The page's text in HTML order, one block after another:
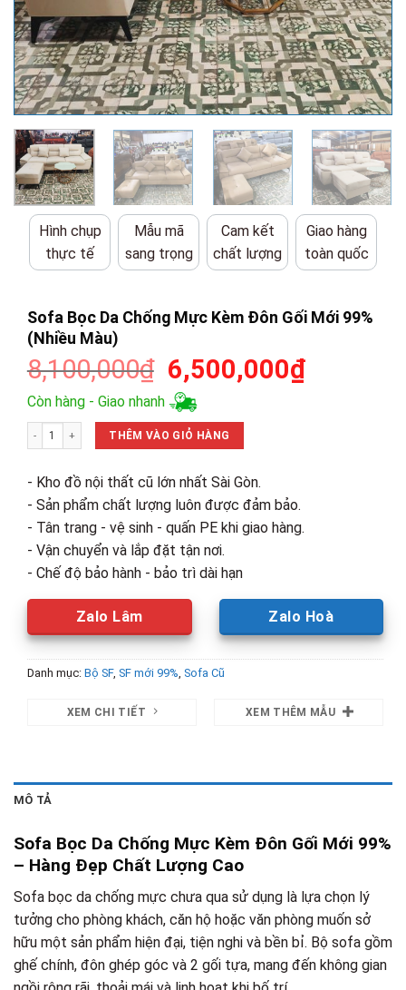
Hình chụp
thực tế
Mẫu mã
sang trọng
Cam kết
chất lượng
Giao hàng
toàn quốc
Sofa Bọc Da Chống Mực Kèm Đôn Gối Mới 99%
(Nhiều Màu)
8,100,000₫ Giá
gốc
là:
8,100,000₫.
6,500,000₫Giá
Còn hàng - Giao nhanh
Sofa Bọc Da Chống Mực Kèm Đôn Gối Mới 99% (Nhiều Màu) số lượng
THÊM VÀO GIỎ HÀNG
- Kho đồ nội thất cũ lớn nhất Sài Gòn.
- Sản phẩm chất lượng luôn được đảm bảo.
- Tân trang - vệ sinh - quấn PE khi giao hàng.
- Vận chuyển và lắp đặt tận nơi.
- Chế độ bảo hành - bảo trì dài hạn
Zalo Lâm Zalo Hoà
Danh mục: Bộ SF, SF mới 99%, Sofa Cũ
XEM CHI TIẾT XEM THÊM MẪU
MÔ TẢ
Sofa Bọc Da Chống Mực Kèm Đôn Gối Mới 99%
– Hàng Đẹp Chất Lượng Cao
Sofa bọc da chống mực chưa qua sử dụng là lựa chọn lý
tưởng cho phòng khách, căn hộ hoặc văn phòng muốn sở
hữu một sản phẩm hiện đại, tiện nghi và bền bỉ. Bộ sofa gồm
ghế chính, đôn ghép góc và 2 gối tựa, mang đến không gian